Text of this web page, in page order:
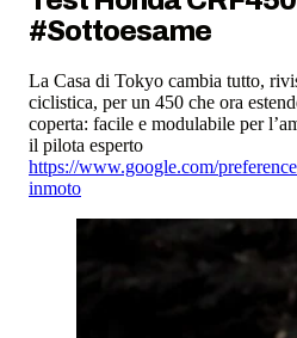
#Sottoesame
La Casa di Tokyo cambia tutto,
ciclistica, per un 450 che ora
coperta: facile e modulabile per
il pilota esperto
https://www.google.com/
inmoto